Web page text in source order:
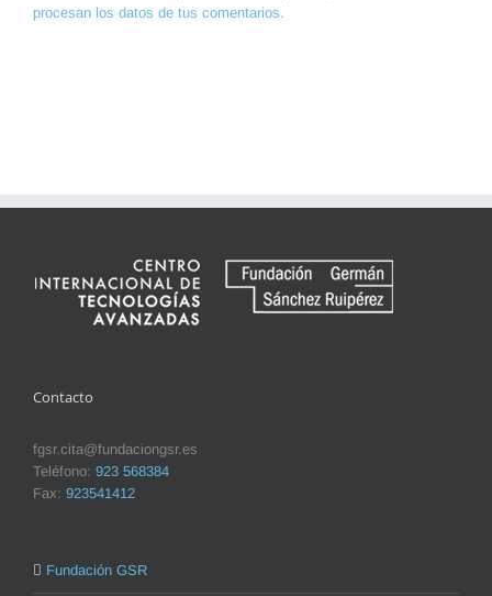
procesan los datos de tus comentarios.
Contacto
fgsr.cita@fundaciongsr.es
Teléfono: 923 568384
Fax: 923541412
Fundación GSR